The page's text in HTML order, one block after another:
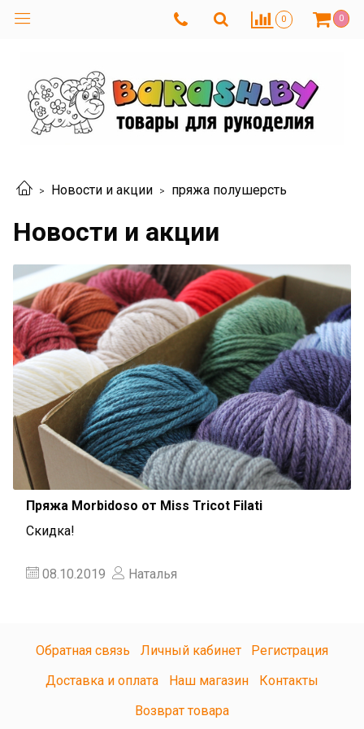
0 0
Новости и акции пряжа полушерсть
Новости и акции
Пряжа Morbidoso от Miss Tricot Filati
Скидка!
08.10.2019 Наталья
Обратная связь Личный кабинет
Регистрация
Доставка и оплата
Наш магазин
Контакты
Возврат товара